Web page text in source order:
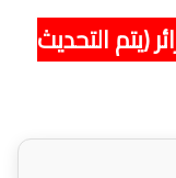
(يتم التحديث